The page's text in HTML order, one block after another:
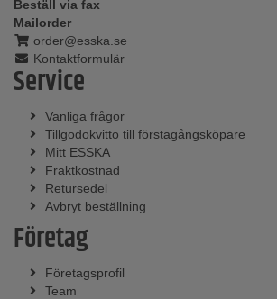
Beställ via fax
Mailorder
order@esska.se
Kontaktformulär
Service
Vanliga frågor
Tillgodokvitto till förstagångsköpare
Mitt ESSKA
Fraktkostnad
Retursedel
Avbryt beställning
Företag
Företagsprofil
Team